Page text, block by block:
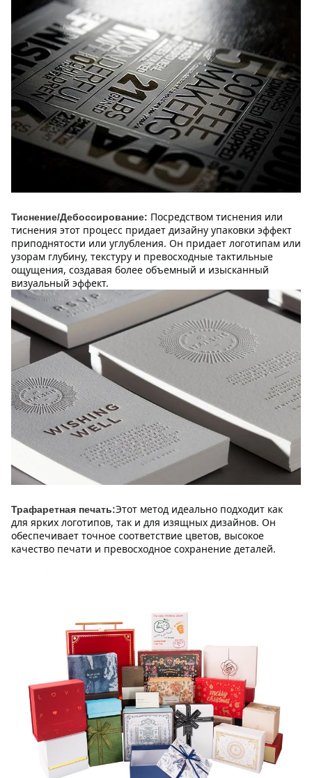
Тиснение/Дебоссирование: Посредством тиснения или
тиснения этот процесс придает дизайну упаковки эффект
приподнятости или углубления. Он придает логотипам или
узорам глубину, текстуру и превосходные тактильные
ощущения, создавая более объемный и изысканный
визуальный эффект.
Трафаретная печать:Этот метод идеально подходит как
для ярких логотипов, так и для изящных дизайнов. Он
обеспечивает точное соответствие цветов, высокое
качество печати и превосходное сохранение деталей.